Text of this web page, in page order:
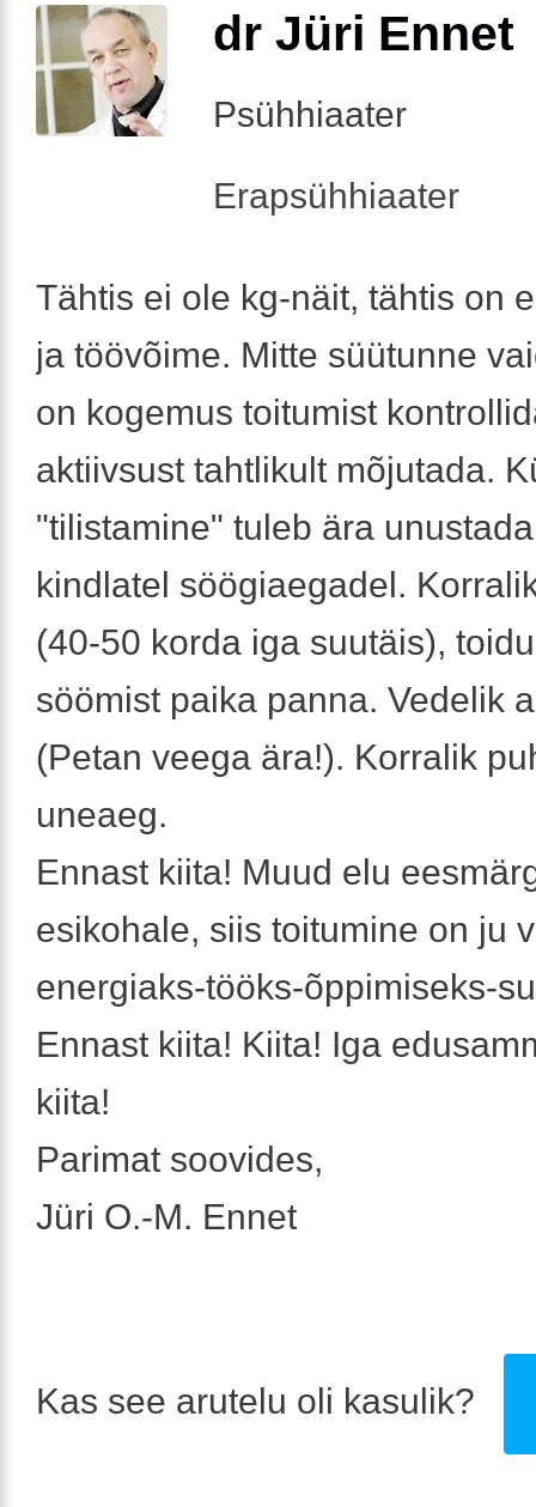
dr Jüri Ennet
Psühhiaater
Erapsühhiaater
Tähtis ei ole kg-näit, tähtis on
ja töövõime. Mitte süütunne
on kogemus toitumist
aktiivsust tahtlikult mõjutada.
"tilistamine" tuleb ära
kindlatel söögiaegadel.
(40-50 korda iga suutäis),
söömist paika panna. Vedelik
(Petan veega ära!). Korralik
uneaeg.
Ennast kiita! Muud elu
esikohale, siis toitumine on ju
energiaks-tööks-õppimiseks-
Ennast kiita! Kiita! Iga
kiita!
Parimat soovides,
Jüri O.-M. Ennet
Kas see arutelu oli kasulik?